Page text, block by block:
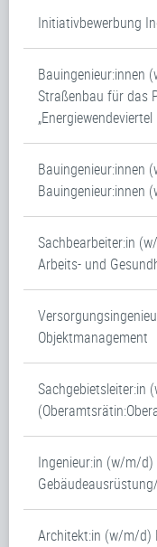
Initiativbewerbung
Bauingenieur:innen
Straßenbau für das
„Energiewendeviertel
Bauingenieur:innen
Bauingenieur:innen
Sachbearbeiter:in
Arbeits- und
Objektmanagement
Sachgebietsleiter:in
Ingenieur:in (w/m/d)
Architekt:in (w/m/d)